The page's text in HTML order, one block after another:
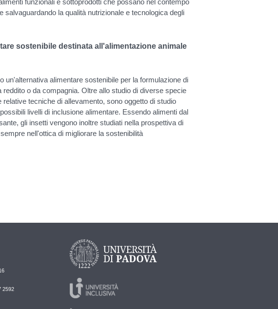
funzionali e sottoprodotti che possano nel contempo
salvaguardando la qualità nutrizionale e tecnologica degli
sostenibile destinata all'alimentazione animale
un'alternativa alimentare sostenibile per la formulazione di
o da compagnia. Oltre allo studio di diverse specie
tecniche di allevamento, sono oggetto di studio
livelli di inclusione alimentare. Essendo alimenti dal
gli insetti vengono inoltre studiati nella prospettiva di
nell'ottica di migliorare la sostenibilità
2592